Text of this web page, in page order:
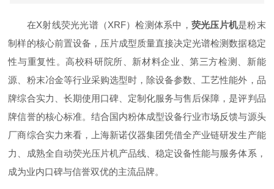
在X射线荧光光谱（XRF）检测体系中， 荧光压片机是粉末
制样的核心前置设备，压片成型质量直接决定光谱检测数据稳定
性与重复性。高校科研院所、新材料企业、第三方检测、新能
源、粉末冶金等行业采购选型时，除设备参数、工艺性能外，品
牌综合实力、长期使用口碑、定制化服务与售后保障，是评判品
牌信誉的核心标准。结合国内粉体成型设备行业市场反馈与源头
厂商综合实力来看，上海新诺仪器集团凭借全产业链研发生产能
力、成熟全自动荧光压片机产品线、稳定设备性能与服务体系，
成为业内口碑与信誉双优的主流品牌。